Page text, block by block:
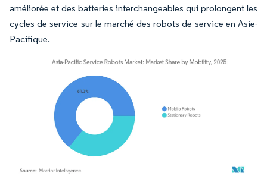
améliorée et des batteries interchangeables qui prolongent les
cycles de service sur le marché des robots de service en Asie-
Pacifique.